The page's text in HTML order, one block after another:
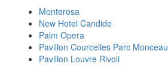
Monterosa
New Hotel Candide
Palm Opera
Pavillon Courcelles Parc Monceau
Pavillon Louvre Rivoli